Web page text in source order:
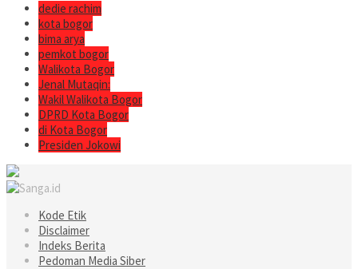
dedie rachim
kota bogor
bima arya
pemkot bogor
Walikota Bogor
Jenal Mutaqin:
Wakil Walikota Bogor
DPRD Kota Bogor
di Kota Bogor
Presiden Jokowi
Kode Etik
Disclaimer
Indeks Berita
Pedoman Media Siber